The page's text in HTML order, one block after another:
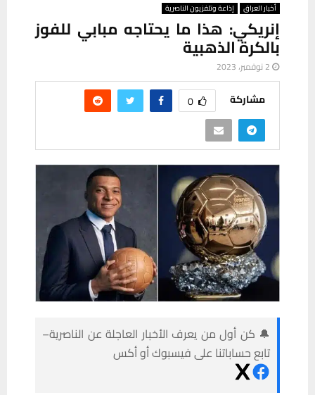
أخبار العراق إذاعة وتلفزيون الناصرية
إنريكي: هذا ما يحتاجه مبابي للفوز
بالكرة الذهبية
2 نوفمبر، 2023
مشاركة 0
🔔 كن أول من يعرف الأخبار العاجلة عن الناصرية–
تابع حساباتنا على فيسبوك أو أكس